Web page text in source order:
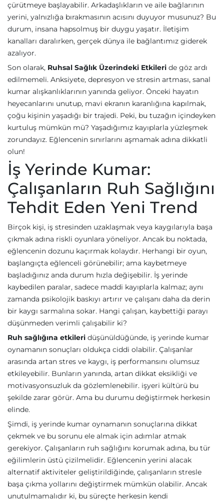
çürütmeye başlayabilir. Arkadaşlıkların ve aile bağlarının
yerini, yalnızlığa bırakmasının acısını duyuyor musunuz? Bu
durum, insana hapsolmuş bir duygu yaşatır. İletişim
kanalları daralırken, gerçek dünya ile bağlantımız giderek
azalıyor.
Son olarak, Ruhsal Sağlık Üzerindeki Etkileri de göz ardı
edilmemeli. Anksiyete, depresyon ve stresin artması, sanal
kumar alışkanlıklarının yanında geliyor. Önceki hayatın
heyecanlarını unutup, mavi ekranın karanlığına kapılmak,
çoğu kişinin yaşadığı bir trajedi. Peki, bu tuzağın içindeyken
kurtuluş mümkün mü? Yaşadığımız kayıplarla yüzleşmek
zorundayız. Eğlencenin sınırlarını aşmamak adına dikkatli
olun!
İş Yerinde Kumar:
Çalışanların Ruh Sağlığını
Tehdit Eden Yeni Trend
Birçok kişi, iş stresinden uzaklaşmak veya kaygılarıyla başa
çıkmak adına riskli oyunlara yöneliyor. Ancak bu noktada,
eğlencenin dozunu kaçırmak kolaydır. Herhangi bir oyun,
başlangıçta eğlenceli görünebilir; ama kaybetmeye
başladığınız anda durum hızla değişebilir. İş yerinde
kaybedilen paralar, sadece maddi kayıplarla kalmaz; aynı
zamanda psikolojik baskıyı artırır ve çalışanı daha da derin
bir kaygı sarmalına sokar. Hangi çalışan, kaybettiği parayı
düşünmeden verimli çalışabilir ki?
Ruh sağlığına etkileri düşünüldüğünde, iş yerinde kumar
oynamanın sonuçları oldukça ciddi olabilir. Çalışanlar
arasında artan stres ve kaygı, iş performansını olumsuz
etkileyebilir. Bunların yanında, artan dikkat eksikliği ve
motivasyonsuzluk da gözlemlenebilir. işyeri kültürü bu
şekilde zarar görür. Ama bu durumu değiştirmek herkesin
elinde.
Şimdi, iş yerinde kumar oynamanın sonuçlarına dikkat
çekmek ve bu sorunu ele almak için adımlar atmak
gerekiyor. Çalışanların ruh sağlığını korumak adına, bu tür
eğilimlerin üstü çizilmelidir. Eğlencenin yerini alacak
alternatif aktiviteler geliştirildiğinde, çalışanların stresle
başa çıkma yollarını değiştirmek mümkün olabilir. Ancak
unutulmamalıdır ki, bu süreçte herkesin kendi